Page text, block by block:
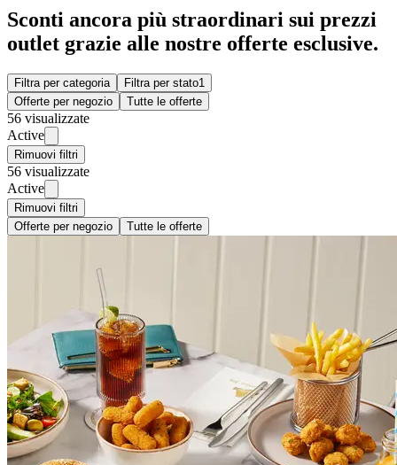
Sconti ancora più straordinari sui prezzi
outlet grazie alle nostre offerte esclusive.
Filtra per categoria Filtra per stato1
Offerte per negozio
Tutte le offerte
56 visualizzate
Active
Rimuovi filtri
56 visualizzate
Active
Rimuovi filtri
Offerte per negozio
Tutte le offerte